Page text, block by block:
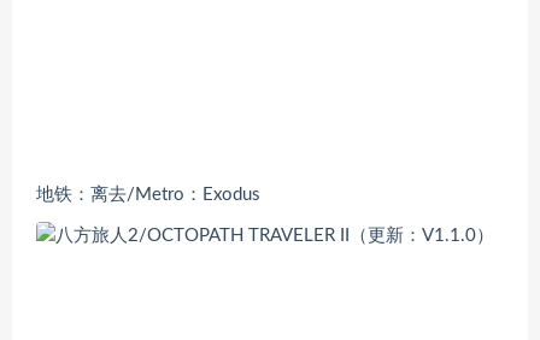
地铁：离去/Metro：Exodus